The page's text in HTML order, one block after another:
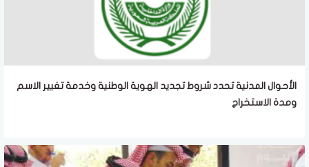
الأحوال المدنية تحدد شروط تجديد الهوية الوطنية وخدمة تغيير الاسم
ومدة الاستخراج